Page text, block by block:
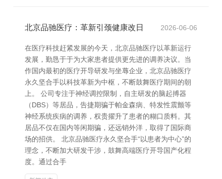
北京品驰医疗：革新引颈健康改日 2026-06-06
在医疗科技赶紧发展的今天，北京品驰医疗以革新运行
发展，勤恳于于为大家患者提供更先进的调养决议。当
作国内最初的医疗开导研发与坐蓐企业，北京品驰医疗
永久坚合手以科技革新为中枢，不断鼓舞医疗期间的朝
上。 公司专注于神经调控限制，自主研发的脑起搏器
（DBS）等居品，告捷期骗于帕金森病、特发性震颤等
神经系统疾病的调养，权贵擢升了患者的糊口质料。其
居品不仅在国内等闲期骗，还远销外洋，取得了国际商
场的招供。 北京品驰医疗永久坚合手“以患者为中心”的
理念，不断加大研发干涉，鼓舞高端医疗开导国产化程
度。通过合手